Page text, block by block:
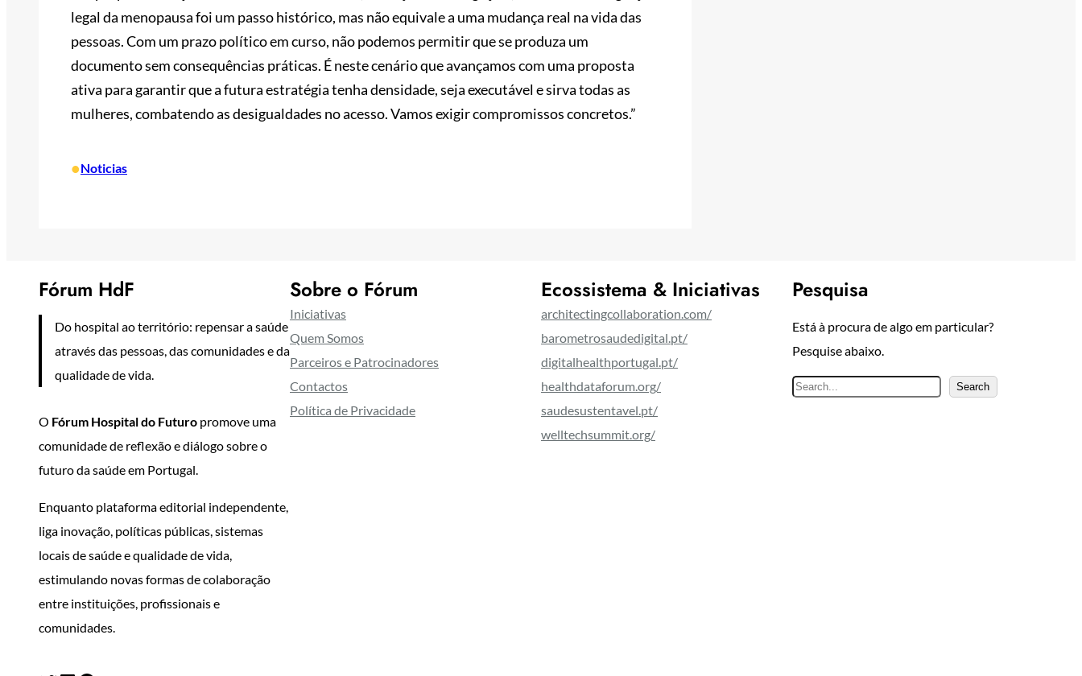
legal da menopausa foi um passo histórico, mas não equivale a uma mudança real na vida das
pessoas. Com um prazo político em curso, não podemos permitir que se produza um
documento sem consequências práticas. É neste cenário que avançamos com uma proposta
ativa para garantir que a futura estratégia tenha densidade, seja executável e sirva todas as
mulheres, combatendo as desigualdades no acesso. Vamos exigir compromissos concretos.”
•Noticias
Fórum HdF
Do hospital ao território: repensar a saúde
através das pessoas, das comunidades e da
qualidade de vida.
O Fórum Hospital do Futuro promove uma
comunidade de reflexão e diálogo sobre o
futuro da saúde em Portugal.
Enquanto plataforma editorial independente,
liga inovação, políticas públicas, sistemas
locais de saúde e qualidade de vida,
estimulando novas formas de colaboração
entre instituições, profissionais e
comunidades.
Sobre o Fórum
Iniciativas
Quem Somos
Parceiros e Patrocinadores
Contactos
Política de Privacidade
Ecossistema & Iniciativas
architectingcollaboration.com/
barometrosaudedigital.pt/
digitalhealthportugal.pt/
healthdataforum.org/
saudesustentavel.pt/
welltechsummit.org/
Pesquisa
Está à procura de algo em particular?
Pesquise abaixo.
P
Search